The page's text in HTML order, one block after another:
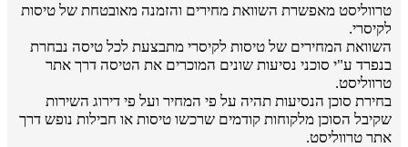
טרווליסט מאפשרת השוואת מחירים והזמנה מאובטחת של טיסות
לקיסרי.
השוואת המחירים של טיסות לקיסרי מתבצעת לכל טיסה נבחרת
בנפרד ע"י סוכני נסיעות שונים המוכרים את הטיסה דרך אתר
טרווליסט.
בחירת סוכן הנסיעות תהיה על פי המחיר ועל פי דירוג השירות
שקיבל הסוכן מלקוחות קודמים שרכשו טיסות או חבילות נופש דרך
אתר טרווליסט.